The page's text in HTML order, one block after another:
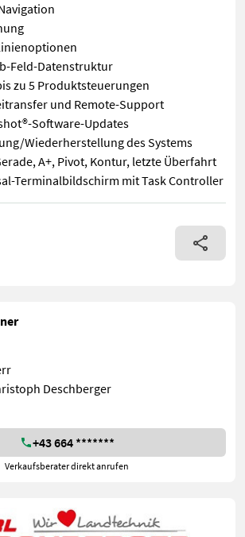
Feld-Datenstruktur
zu 5 Produktsteuerungen
und Remote-Support
Software-Updates
Wiederherstellung des Systems
A+, Pivot, Kontur, letzte Überfahrt
Terminalbildschirm mit Task Controller
Spurführsystem mit 12,1 Zoll
Deschberger
+43 664 *******
Verkaufsberater direkt anrufen